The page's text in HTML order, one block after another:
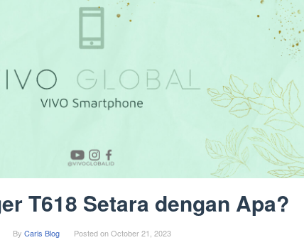
T618 Setara dengan Apa?
By Caris Blog Posted onOctober 21, 2023